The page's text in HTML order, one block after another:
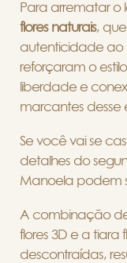
Para arrematar o
flores naturais,
autenticidade ao
reforçaram o estilo
liberdade e
marcantes desse
Se você vai se
detalhes do
Manoela podem
A combinação
flores 3D e a tiara
descontraídas,